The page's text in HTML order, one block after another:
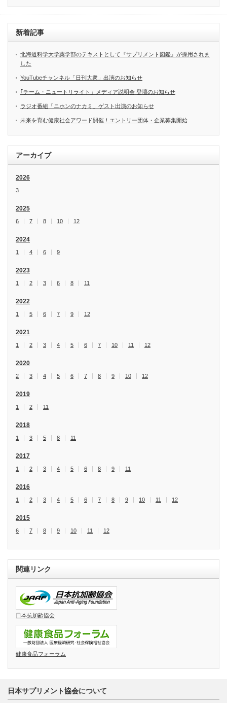
新着記事
北海道科学大学薬学部のテキストとして『サプリメント図鑑』が採用されま
した
YouTubeチャンネル「日刊大衆」出演のお知らせ
｢チーム・ニュートリライト」メディア説明会 登壇のお知らせ
ラジオ番組「ニホンのナカミ」ゲスト出演のお知らせ
未来を育む健康社会アワード開催！エントリー団体・企業募集開始
アーカイブ
2026
3
2025
6 7 8 10 12
2024
1 4 6 9
2023
1 2 3 6 8 11
2022
1 5 6 7 9 12
2021
1 2 3 4 5 6 7 10 11 12
2020
2 3 4 5 6 7 8 9 10 12
2019
1 2 11
2018
1 3 5 8 11
2017
1 2 3 4 5 6 8 9 11
2016
1 2 3 4 5 6 7 8 9 10 11 12
2015
6 7 8 9 10 11 12
関連リンク
日本抗加齢協会
健康食品フォーラム
日本サプリメント協会について